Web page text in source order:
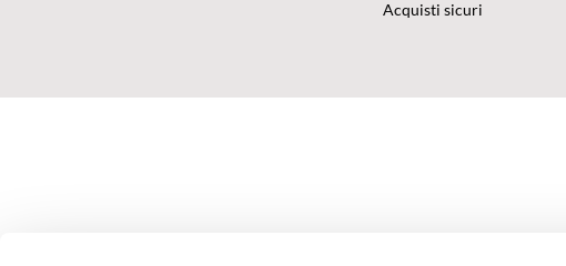
Acquisti sicuri